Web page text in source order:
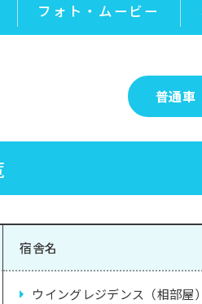
フォト・ ムービー
普通車
宿舎名
ウイングレジデンス（相部屋）